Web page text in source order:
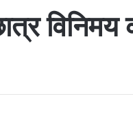
विनिमय